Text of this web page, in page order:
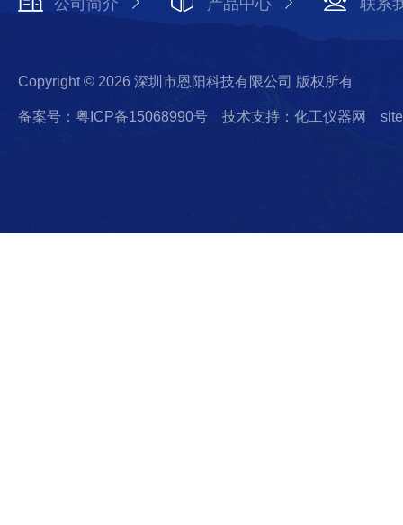
公司简介 产品中心 联系
Copyright © 2026 深圳市恩阳科技有限公司 版权所有
备案号：粤ICP备15068990号 技术支持：化工仪器网